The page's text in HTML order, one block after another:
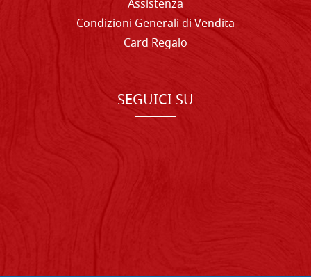
Assistenza
Condizioni Generali di Vendita
Card Regalo
SEGUICI SU